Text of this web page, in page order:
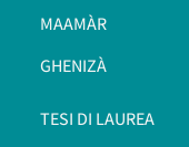
MAAMÀR
GHENIZÀ
TESI DI LAUREA